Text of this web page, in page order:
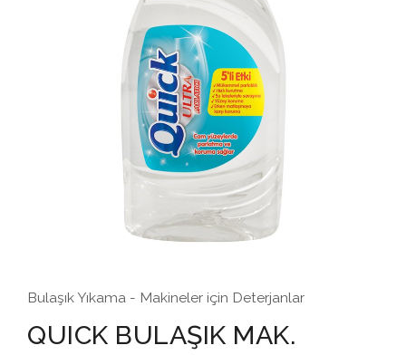
Bulaşık Yıkama - Makineler için Deterjanlar
QUICK BULAŞIK MAK.